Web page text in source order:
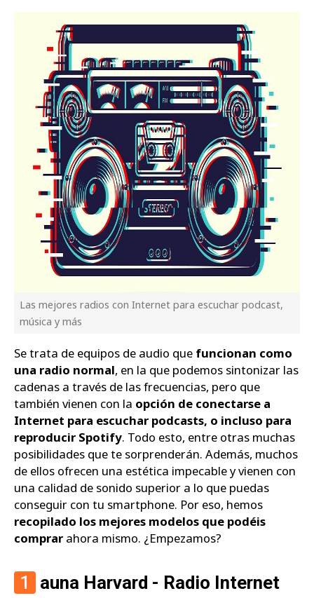
Las mejores radios con Internet para escuchar podcast,
música y más
Se trata de equipos de audio que funcionan como
una radio normal, en la que podemos sintonizar las
cadenas a través de las frecuencias, pero que
también vienen con la opción de conectarse a
Internet para escuchar podcasts, o incluso para
reproducir Spotify. Todo esto, entre otras muchas
posibilidades que te sorprenderán. Además, muchos
de ellos ofrecen una estética impecable y vienen con
una calidad de sonido superior a lo que puedas
conseguir con tu smartphone. Por eso, hemos
recopilado los mejores modelos que podéis
comprar ahora mismo. ¿Empezamos?
1 auna Harvard - Radio Internet